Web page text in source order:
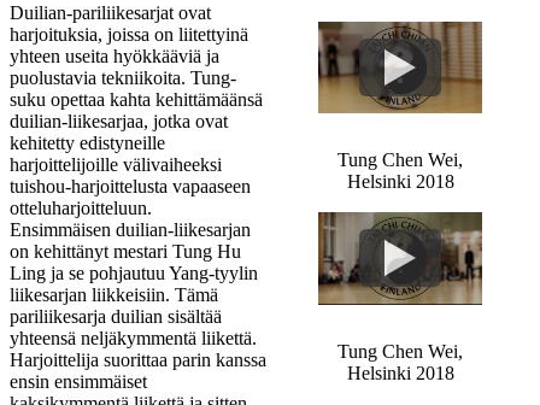
Tung Chen Wei,
Helsinki 2018
Tung Chen Wei,
Helsinki 2018
Duilian-pariliikesarjat ovat
harjoituksia, joissa on liitettyinä
yhteen useita hyökkääviä ja
puolustavia tekniikoita. Tung-
suku opettaa kahta kehittämäänsä
duilian-liikesarjaa, jotka ovat
kehitetty edistyneille
harjoittelijoille välivaiheeksi
tuishou-harjoittelusta vapaaseen
otteluharjoitteluun.
Ensimmäisen duilian-liikesarjan
on kehittänyt mestari Tung Hu
Ling ja se pohjautuu Yang-tyylin
liikesarjan liikkeisiin. Tämä
pariliikesarja duilian sisältää
yhteensä neljäkymmentä liikettä.
Harjoittelija suorittaa parin kanssa
ensin ensimmäiset